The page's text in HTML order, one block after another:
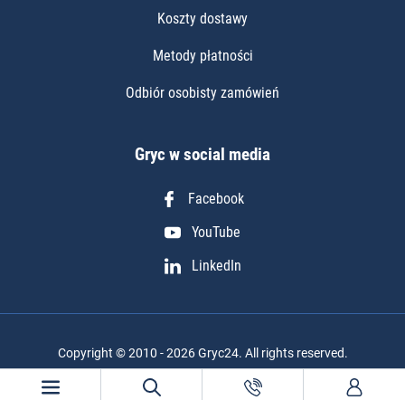
Koszty dostawy
Metody płatności
Odbiór osobisty zamówień
Gryc w social media
Facebook
YouTube
LinkedIn
Copyright © 2010 - 2026 Gryc24. All rights reserved.
Realizacja projektu: Igor Chudy